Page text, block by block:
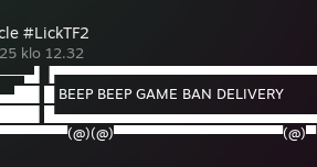
#LickTF2
klo 12.32
BEEP BEEP GAME BAN DELIVERY